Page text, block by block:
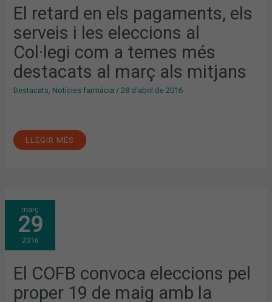
El retard en els pagaments, els
serveis i les eleccions al
Col·legi com a temes més
destacats al març als mitjans
Destacats Notícies farmàcia /28 d'abril de 2016
LES
ELECCIONS
AL
COL·LEGI
COM
TEMES
MÉS
DESTACATS
AL
ALS
LLEGIR MÉS
març
29
2016
El COFB convoca eleccions pel
proper 19 de maig amb la
EL
COFB
CONVOCA
ELECCIONS
PEL
PROPER
19
MAIG
AMB
LA
INTRODUCCIÓ,
PER